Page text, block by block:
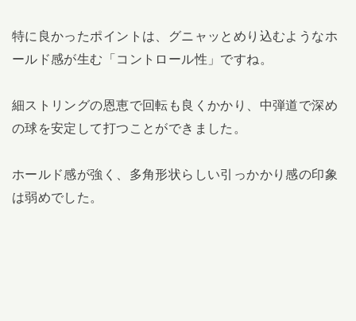
特に良かったポイントは、グニャッとめり込むようなホ
ールド感が生む「コントロール性」ですね。
細ストリングの恩恵で回転も良くかかり、中弾道で深め
の球を安定して打つことができました。
ホールド感が強く、多角形状らしい引っかかり感の印象
は弱めでした。